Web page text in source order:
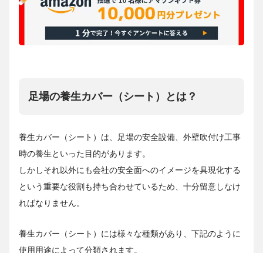
足場の養生カバー（シート）とは？
養生カバー（シート）は、足場の安全設備、外壁吹付け工事
時の養生といった目的があります。
しかしそれ以外にも会社の安全面へのイメージを具現化する
という重要な役割も持ち合わせているため、十分留意しなけ
ればなりません。
養生カバー（シート）には様々な種類があり、下記のように
使用用途によって分類されます。